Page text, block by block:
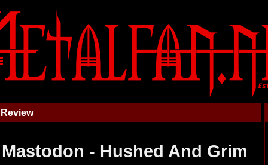
Review
Mastodon - Hushed And Grim